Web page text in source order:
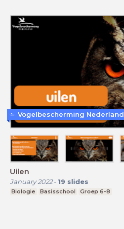
Uilen
January 2022- 19 slides
Biologie Basisschool Groep 6-8
Vogelbescherming Nederland